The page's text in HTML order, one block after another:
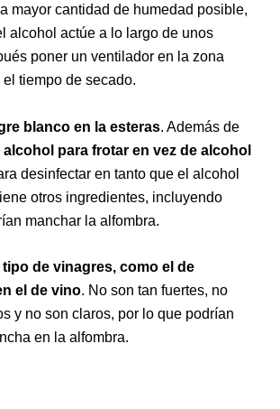
mayor cantidad de humedad posible,
alcohol actúe a lo largo de unos
poner un ventilador en la zona
tiempo de secado.
blanco en la esteras. Además de
para frotar en vez de alcohol
desinfectar en tanto que el alcohol
otros ingredientes, incluyendo
manchar la alfombra.
de vinagres, como el de
el de vino. No son tan fuertes, no
y no son claros, por lo que podrían
en la alfombra.